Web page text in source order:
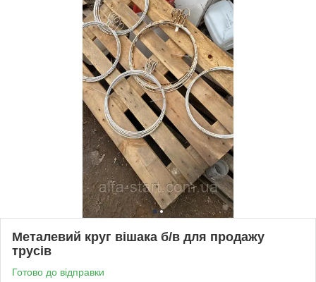
Металевий круг вішака б/в для продажу
трусів
Готово до відправки